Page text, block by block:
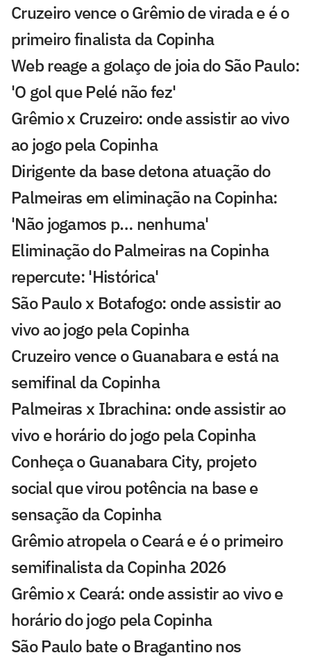
Cruzeiro vence o Grêmio de virada e é o
primeiro finalista da Copinha
Web reage a golaço de joia do São Paulo:
'O gol que Pelé não fez'
Grêmio x Cruzeiro: onde assistir ao vivo
ao jogo pela Copinha
Dirigente da base detona atuação do
Palmeiras em eliminação na Copinha:
'Não jogamos p… nenhuma'
Eliminação do Palmeiras na Copinha
repercute: 'Histórica'
São Paulo x Botafogo: onde assistir ao
vivo ao jogo pela Copinha
Cruzeiro vence o Guanabara e está na
semifinal da Copinha
Palmeiras x Ibrachina: onde assistir ao
vivo e horário do jogo pela Copinha
Conheça o Guanabara City, projeto
social que virou potência na base e
sensação da Copinha
Grêmio atropela o Ceará e é o primeiro
semifinalista da Copinha 2026
Grêmio x Ceará: onde assistir ao vivo e
horário do jogo pela Copinha
São Paulo bate o Bragantino nos